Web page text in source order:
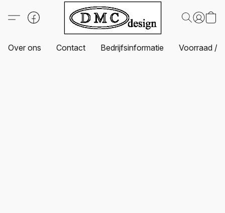
Over ons Contact Bedrijfsinformatie Voorraad /